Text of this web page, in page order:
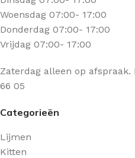
Woensdag 07:00- 17:00
Donderdag 07:00- 17:00
Vrijdag 07:00- 17:00
Zaterdag alleen op afspraak.
66 05
Categorieën
Lijmen
Kitten